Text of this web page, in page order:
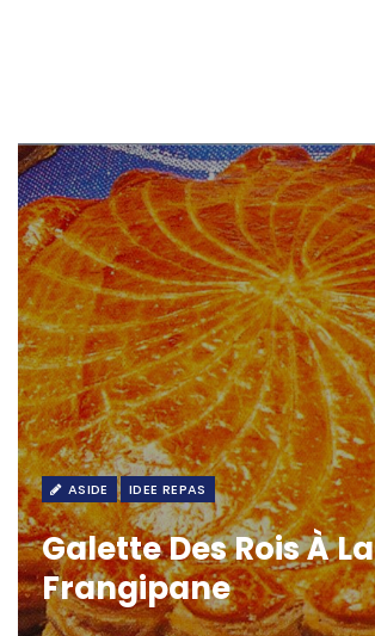
ASIDE IDEE REPAS
Galette Des Rois À La
Frangipane